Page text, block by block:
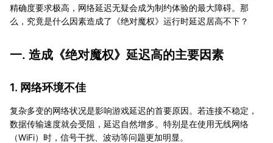
精确度要求极高，网络延迟无疑会成为制约体验的最大障碍。那
么，究竟是什么因素造成了《绝对魔权》运行时延迟居高不下？
一. 造成《绝对魔权》延迟高的主要因素
1. 网络环境不佳
复杂多变的网络状况是影响游戏延迟的首要原因。若连接不稳定，
数据传输速度就会受阻，延迟自然增多。特别是在使用无线网络
（WiFi）时，信号干扰、波动等问题更加明显。